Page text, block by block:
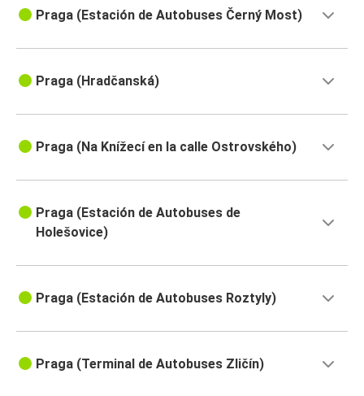
Praga (Estación de Autobuses Černý Most)
Praga (Hradčanská)
Praga (Na Knížecí en la calle Ostrovského)
Praga (Estación de Autobuses de
Holešovice)
Praga (Estación de Autobuses Roztyly)
Praga (Terminal de Autobuses Zličín)